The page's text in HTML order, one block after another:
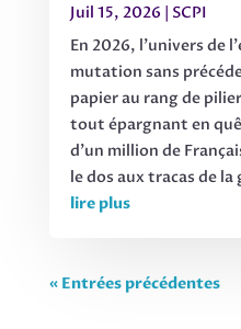
Juil 15, 2026
SCPI
En 2026, l'univers de
mutation sans
papier au rang de
tout épargnant en
d'un million de
le dos aux tracas de
lire plus
« Entrées précédentes